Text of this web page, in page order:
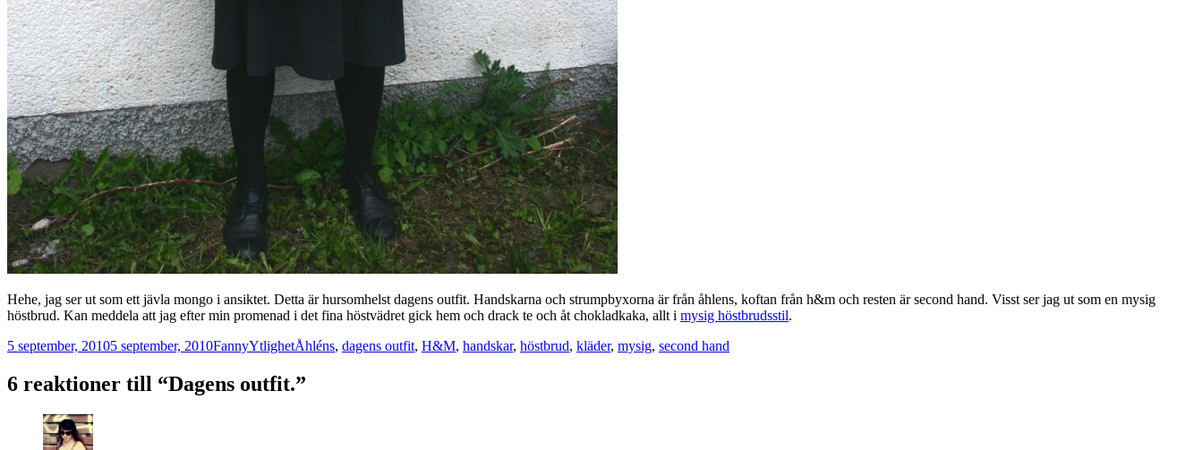
Hehe, jag ser ut som ett jävla mongo i ansiktet. Detta är hursomhelst dagens outfit. Handskarna och strumpbyxorna är från åhlens, koftan från h&m och resten är second hand. Visst ser jag ut som en mysig
höstbrud. Kan meddela att jag efter min promenad i det fina höstvädret gick hem och drack te och åt chokladkaka, allt i mysig höstbrudsstil.
Postat
5 september, 20105 september, 2010Författare
FannyKategorier
YtlighetTaggar
Åhléns, dagens outfit, H&M, handskar, höstbrud, kläder, mysig, second hand
6 reaktioner till “Dagens outfit.”